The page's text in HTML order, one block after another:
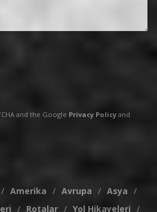
and the Google Privacy Policy and
Amerika Avrupa
Asya
Rotalar Yol Hikayeleri